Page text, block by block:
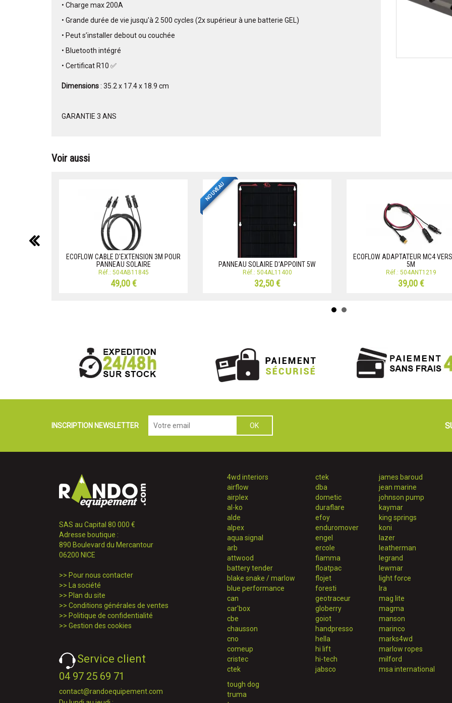
• Charge max 200A
• Grande durée de vie jusqu'à 2 500 cycles (2x supérieur à une batterie GEL)
• Peut s’installer debout ou couchée
• Bluetooth intégré
• Certificat R10 ✅
Dimensions: 35.2 x 17.4 x 18.9 cm
GARANTIE 3 ANS
Voir aussi
ECOFLOW CABLE D'EXTENSION 3M POUR
PANNEAU SOLAIRE
Réf.: 504AB11845
49,00 €
NOUVEAU
PANNEAU SOLAIRE D'APPOINT 5W
Réf.: 504AL11400
32,50 €
ECOFLOW ADAPTATEUR MC4
5M
Réf.: 504ANT1219
39,00 €
précédent
INSCRIPTION NEWSLETTER
SAS au Capital 80 000 €
Adresse boutique :
890 Boulevard du Mercantour
06200 NICE
>> Pour nous contacter
>> La société
>> Plan du site
>> Conditions générales de ventes
>> Politique de confidentialité
>> Gestion des cookies
Service client
04 97 25 69 71
contact@randoequipement.com
4wd interiors
airflow
airplex
al-ko
alde
alpex
aqua signal
arb
attwood
battery tender
blake snake / marlow
blue performance
can
car'box
cbe
chausson
cno
comeup
cristec
ctek
ctek
dba
dometic
duraflare
efoy
enduromover
engel
ercole
fiamma
floatpac
flojet
foresti
geotraceur
globerry
goiot
handpresso
hella
hi lift
hi-tech
jabsco
james baroud
jean marine
johnson pump
kaymar
king springs
koni
lazer
leatherman
legrand
lewmar
light force
lra
mag lite
magma
manson
marinco
marks4wd
marlow ropes
milford
msa international
tough dog
truma